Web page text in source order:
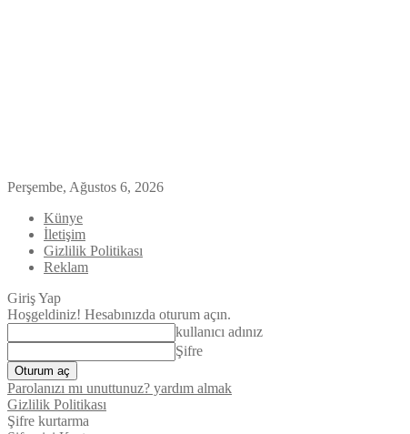
Perşembe, Ağustos 6, 2026
Künye
İletişim
Gizlilik Politikası
Reklam
Giriş Yap
Hoşgeldiniz! Hesabınızda oturum açın.
kullanıcı adınız
Şifre
Parolanızı mı unuttunuz? yardım almak
Gizlilik Politikası
Şifre kurtarma